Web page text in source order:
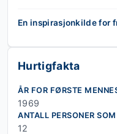
En inspirasjonkilde for
Hurtigfakta
ÅR FOR FØRSTE
1969
ANTALL PERSONER
12